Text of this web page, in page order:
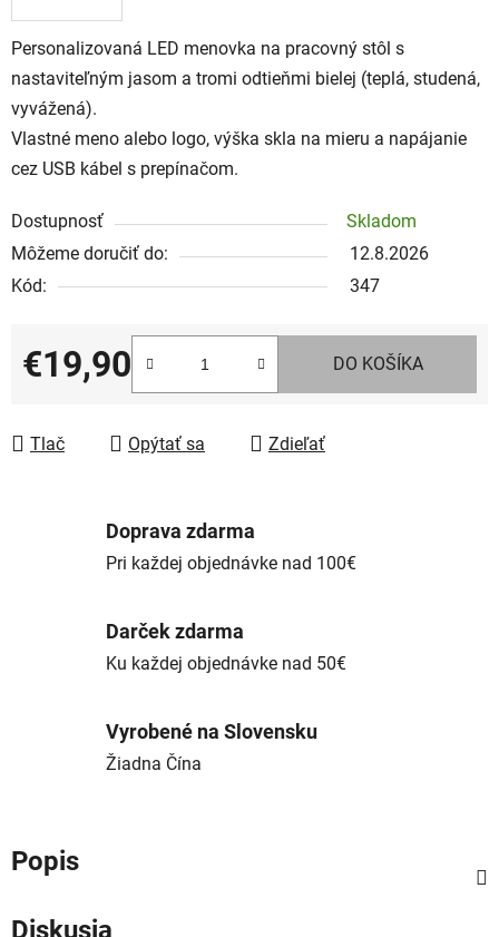
Personalizovaná LED menovka na pracovný stôl s
nastaviteľným jasom a tromi odtieňmi bielej (teplá, studená,
vyvážená).
Vlastné meno alebo logo, výška skla na mieru a napájanie
cez USB kábel s prepínačom.
Dostupnosť
Skladom
Môžeme doručiť do:
12.8.2026
Kód:
347
€19,90
Jednotková cena:
DO KOŠÍKA
Tlač Opýtať sa Zdieľať
Doprava zdarma
Pri každej objednávke nad 100€
Darček zdarma
Ku každej objednávke nad 50€
Vyrobené na Slovensku
Žiadna Čína
Popis
Diskusia